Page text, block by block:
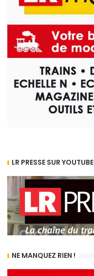
LR PRESSE SUR YOUTUBE
NE MANQUEZ RIEN !